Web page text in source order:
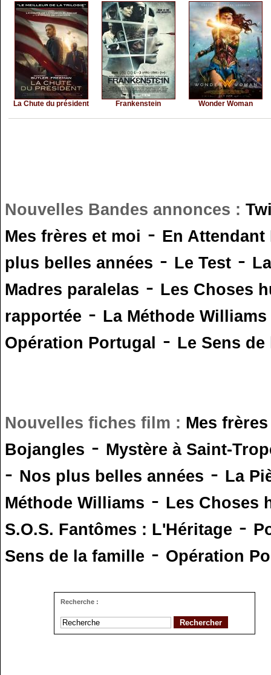
La Chute du président Frankenstein Wonder Woman
Nouvelles Bandes annonces :
Mes frères et moi - En
plus belles années - Le Test -
Madres paralelas - Les Choses
rapportée - La Méthode Williams
Opération Portugal - Le Sens
Nouvelles fiches film : Mes
Bojangles - Mystère à Saint-
- Nos plus belles années - La
Méthode Williams - Les Choses
S.O.S. Fantômes : L'Héritage -
Sens de la famille - Opération
Recherche :